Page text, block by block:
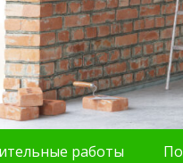
работы